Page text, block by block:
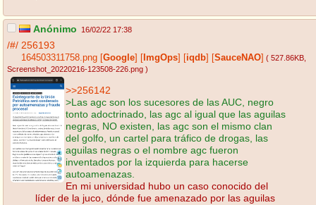
Anónimo 16/02/22 17:38
/#/ 256193
164503311758.png Google ImgOps iqdb SauceNAO ( 527.86KB
Screenshot_20220216-123508-226.png )
>>256142
>Las agc son los sucesores de las AUC, negro
tonto adoctrinado, las agc al igual que las aguilas
negras, NO existen, las agc son el mismo clan
del golfo, un cartel para tráfico de drogas, las
aguilas negras o el nombre agc fueron
inventados por la izquierda para hacerse
autoamenazas.
En mi universidad hubo un caso conocido del
líder de la juco, dónde fue amenazado por las aguilas